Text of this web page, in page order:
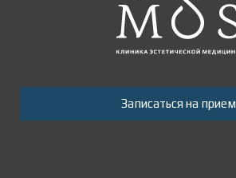
Записаться на прием